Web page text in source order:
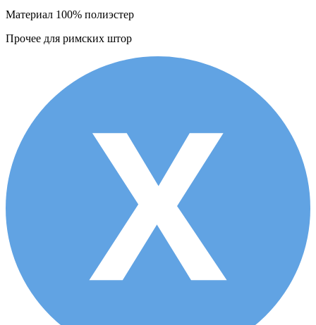
Материал 100% полиэстер
Прочее для римских штор